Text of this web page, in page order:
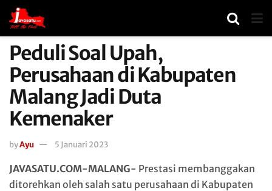
Peduli Soal Upah,
Perusahaan di Kabupaten
Malang Jadi Duta
Kemenaker
byAyu 5 Januari 2023
JAVASATU.COM-MALANG- Prestasi membanggakan
ditorehkan oleh salah satu perusahaan di Kabupaten